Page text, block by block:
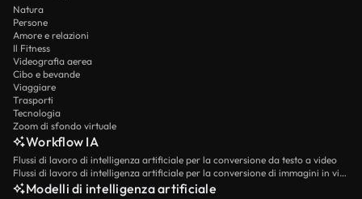
Natura
Persone
Amore e relazioni
Il Fitness
Videografia aerea
Cibo e bevande
Viaggiare
Trasporti
Tecnologia
Zoom di sfondo virtuale
Workflow IA
Flussi di lavoro di intelligenza artificiale per la conversione da testo a video
Flussi di lavoro di intelligenza artificiale per la conversione di immagini in video
Modelli di intelligenza artificiale